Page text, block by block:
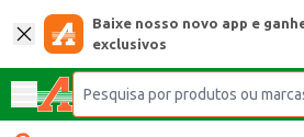
Baixe nosso novo app e
exclusivos